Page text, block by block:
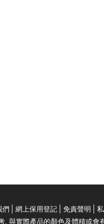
們 網上保用登記 免責聲明
與實際產品的顏色及體積或會